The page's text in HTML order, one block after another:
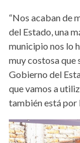
“Nos acaban de
del Estado, una
municipio nos lo
muy costosa que
Gobierno del
que vamos a
también está por